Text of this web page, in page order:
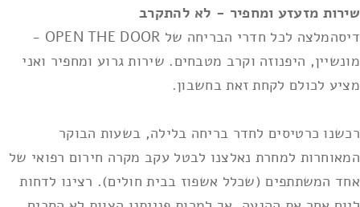
שירות מזעזע ומחפיר - לא להתקרב
דיסהמלצה לכל חדרי הבריחה של OPEN THE DOOR -
מונשיין, היפנוזה וקרב מטבחים. שירות גרוע ומחפיר ואני
מציע לכולם לקחת זאת בחשבון.
רכשנו כרטיסים לחדר בריחה בלילה, בשעות הבוקר
המאוחרות למחרת נאלצנו לבטל עקב מקרה חירום רפואי של
אחד המשתתפים (שכלל אשפוז בבית חולים). רצינו לדחות